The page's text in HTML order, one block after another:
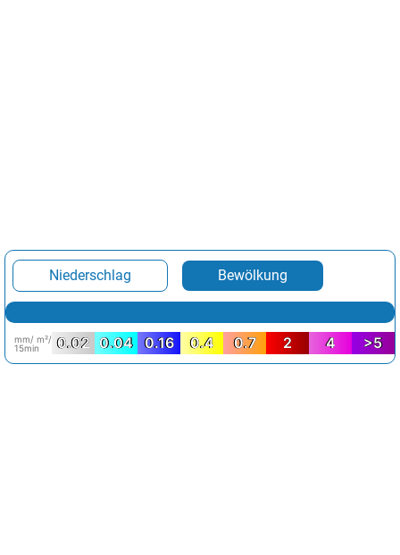
Niederschlag Bewölkung
mm/ m²/
15min
0.02 0.04 0.16 0.4 0.7 2 4 >5